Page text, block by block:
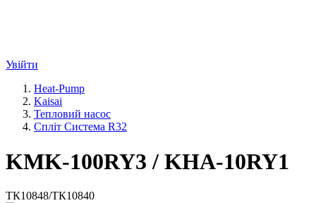
Увійти
Heat-Pump
Kaisai
Тепловий насос
Спліт Система R32
KMK-100RY3 / KHA-10RY1
ТК10848/ТК10840